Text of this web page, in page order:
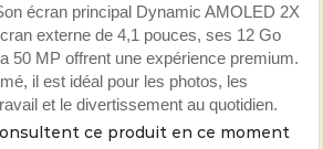
écran principal Dynamic AMOLED 2X
externe de 4,1 pouces, ses 12 Go
50 MP offrent une expérience premium.
il est idéal pour les photos, les
et le divertissement au quotidien.
ce produit en ce moment